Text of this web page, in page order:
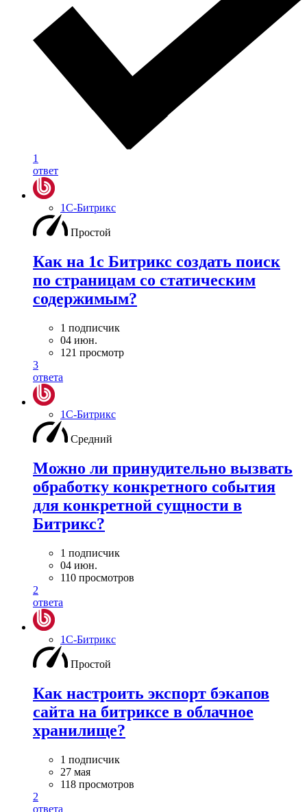
1
ответ
1С-Битрикс
Простой
Как на 1с Битрикс создать поиск
по страницам со статическим
содержимым?
1 подписчик
04 июн.
121 просмотр
3
ответа
1С-Битрикс
Средний
Можно ли принудительно вызвать
обработку конкретного события
для конкретной сущности в
Битрикс?
1 подписчик
04 июн.
110 просмотров
2
ответа
1С-Битрикс
Простой
Как настроить экспорт бэкапов
сайта на битриксе в облачное
хранилище?
1 подписчик
27 мая
118 просмотров
2
ответа